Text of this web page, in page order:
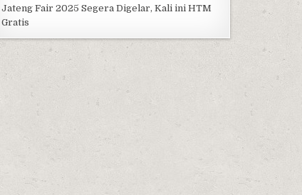
Jateng Fair 2025 Segera Digelar, Kali ini HTM
Gratis